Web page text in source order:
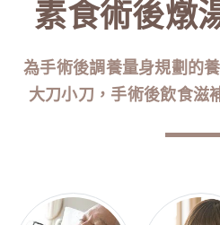
素食術後燉
為手術後調養量身規劃的
大刀小刀，手術後飲食滋